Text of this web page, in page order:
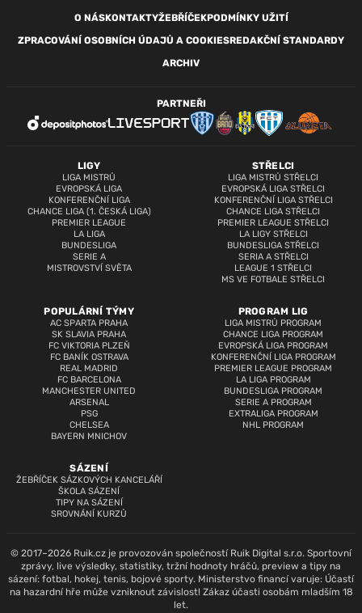
O NÁSKONTAKTYŽEBŘÍČEKPODMÍNKY UŽITÍ
ZPRACOVÁNÍ OSOBNÍCH ÚDAJŮ A COOKIESREDAKČNÍ STANDARDY
ARCHIV
LIGY
LIGA MISTRŮ
EVROPSKÁ LIGA
KONFERENČNÍ LIGA
CHANCE LIGA (1. ČESKÁ LIGA)
PREMIER LEAGUE
LA LIGA
BUNDESLIGA
SERIE A
MISTROVSTVÍ SVĚTA
STŘELCI
LIGA MISTRŮ STŘELCI
EVROPSKÁ LIGA STŘELCI
KONFERENČNÍ LIGA STŘELCI
CHANCE LIGA STŘELCI
PREMIER LEAGUE STŘELCI
LA LIGY STŘELCI
BUNDESLIGA STŘELCI
SERIA A STŘELCI
LEAGUE 1 STŘELCI
MS VE FOTBALE STŘELCI
POPULÁRNÍ TÝMY
AC SPARTA PRAHA
SK SLAVIA PRAHA
FC VIKTORIA PLZEŇ
FC BANÍK OSTRAVA
REAL MADRID
FC BARCELONA
MANCHESTER UNITED
ARSENAL
PSG
CHELSEA
BAYERN MNICHOV
PROGRAM LIG
LIGA MISTRŮ PROGRAM
CHANCE LIGA PROGRAM
EVROPSKÁ LIGA PROGRAM
KONFERENČNÍ LIGA PROGRAM
PREMIER LEAGUE PROGRAM
LA LIGA PROGRAM
BUNDESLIGA PROGRAM
SERIE A PROGRAM
EXTRALIGA PROGRAM
NHL PROGRAM
SÁZENÍ
ŽEBŘÍČEK SÁZKOVÝCH KANCELÁŘÍ
ŠKOLA SÁZENÍ
TIPY NA SÁZENÍ
SROVNÁNÍ KURZŮ
PARTNEŘI
© 2017–2026 Ruik.cz je provozován společností Ruik Digital s.r.o. Sportovní
zprávy, live výsledky, statistiky, tržní hodnoty hráčů, preview a tipy na
sázení: fotbal, hokej, tenis, bojové sporty. Ministerstvo financí varuje: Účastí
na hazardní hře může vzniknout závislost! Zákaz účasti osobám mladším 18
let.